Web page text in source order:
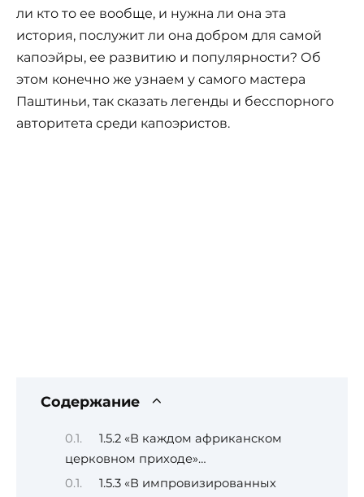
ли кто то ее вообще, и нужна ли она эта
история, послужит ли она добром для самой
капоэйры, ее развитию и популярности? Об
этом конечно же узнаем у самого мастера
Паштиньи, так сказать легенды и бесспорного
авторитета среди капоэристов.
Содержание
1.5.2 «В каждом африканском
церковном приходе»…
1.5.3 «В импровизированных